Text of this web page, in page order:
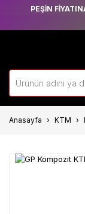
PEŞİN
Anasayfa KTM